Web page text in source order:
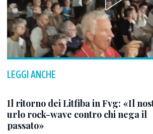
LEGGI ANCHE
Il ritorno dei Litfiba in Fvg: «Il
urlo rock-wave contro chi nega il
passato»